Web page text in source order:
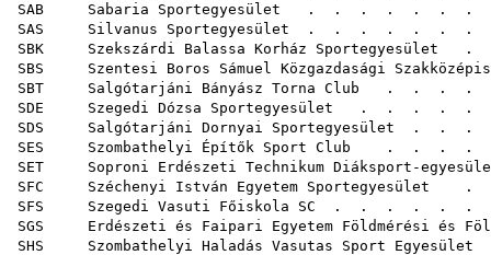
SAB Sabaria Sportegyesület . . . . . . . . .
SAS Silvanus Sportegyesület . . . . . . . .
SBK Szekszárdi Balassa Korház Sportegyesület . .
SBS Szentesi Boros Sámuel Közgazdasági
SBT Salgótarjáni Bányász Torna Club . . . . .
SDE Szegedi Dózsa Sportegyesület . . . . .
SDS Salgótarjáni Dornyai Sportegyesület . . . .
SES Szombathelyi Építők Sport Club . . . . . .
SET Soproni Erdészeti Technikum Diáksport-
SFC Széchenyi István Egyetem Sportegyesület . .
SFS Szegedi Vasuti Főiskola SC . . . . . .
SGS Erdészeti és Faipari Egyetem Földmérési és
SHS Szombathelyi Haladás Vasutas Sport Egyesület